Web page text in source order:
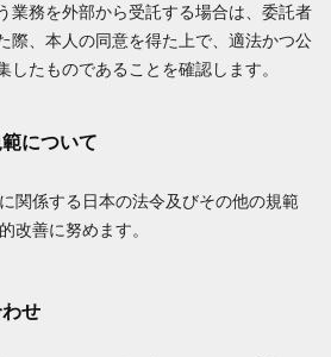
業務を外部から受託する場合は、委託者
際、本人の同意を得た上で、適法かつ公
したものであることを確認します。
について
関係する日本の法令及びその他の規範
改善に努めます。
せ